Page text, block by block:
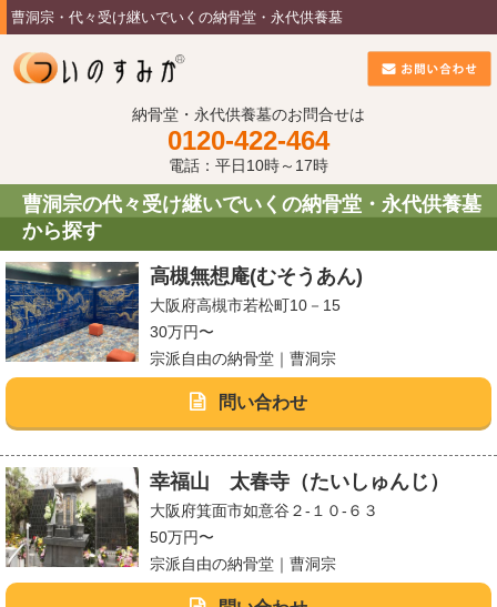
曹洞宗・代々受け継いでいくの納骨堂・永代供養墓
納骨堂・永代供養墓のお問合せは
0120-422-464
電話：平日10時～17時
曹洞宗の代々受け継いでいくの納骨堂・永代供養墓
から探す
高槻無想庵(むそうあん)
大阪府高槻市若松町10－15
30万円〜
宗派自由の納骨堂｜曹洞宗
問い合わせ
幸福山 太春寺（たいしゅんじ）
大阪府箕面市如意谷２-１０-６３
50万円〜
宗派自由の納骨堂｜曹洞宗